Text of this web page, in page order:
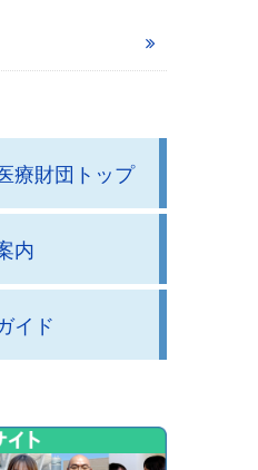
療財団トップ
内
イド